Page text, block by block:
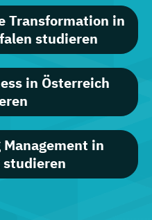
Transformation in
studieren
in Österreich
in